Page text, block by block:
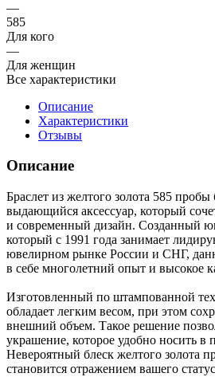
—
585
Для кого
—
Для женщин
Все характеристики
Описание
Характеристики
Отзывы
Описание
Браслет из желтого золота 585 пробы
выдающийся аксессуар, который
и современный дизайн. Созданный
который с 1991 года занимает
ювелирном рынке России и СНГ,
в себе многолетний опыт и высокое
Изготовленный по штампованной
обладает легким весом, при этом
внешний объем. Такое решение
украшение, которое удобно носить в
Невероятный блеск желтого золота
становится отражением вашего